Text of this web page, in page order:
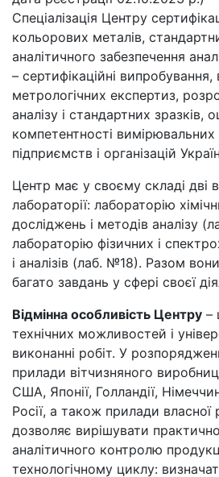
Спеціалізація Центру
кольорових металів,
аналітичного забезпечення
– сертифікаційні
метрологічних експертиз,
аналізу і стандартних зразків,
компетентності вимірювальних
підприємств і організацій
Центр має у своєму складі дві
лабораторії: лабораторію
досліджень і методів аналізу
лабораторію фізичних і
і аналізів (лаб. №18). Разом
багато завдань у сфері своєї
Відмінна особливість Центру –
технічних можливостей і
виконанні робіт. У
прилади вітчизняного
США, Японії, Голландії,
Росії, а також прилади
дозволяє вирішувати
аналітичного контролю
технологічному циклу: